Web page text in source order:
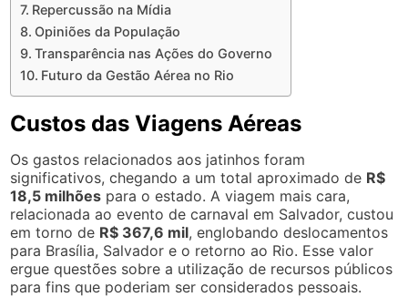
Repercussão na Mídia
Opiniões da População
Transparência nas Ações do Governo
Futuro da Gestão Aérea no Rio
Custos das Viagens Aéreas
Os gastos relacionados aos jatinhos foram
significativos, chegando a um total aproximado de R$
18,5 milhões para o estado. A viagem mais cara,
relacionada ao evento de carnaval em Salvador, custou
em torno de R$ 367,6 mil, englobando deslocamentos
para Brasília, Salvador e o retorno ao Rio. Esse valor
ergue questões sobre a utilização de recursos públicos
para fins que poderiam ser considerados pessoais.